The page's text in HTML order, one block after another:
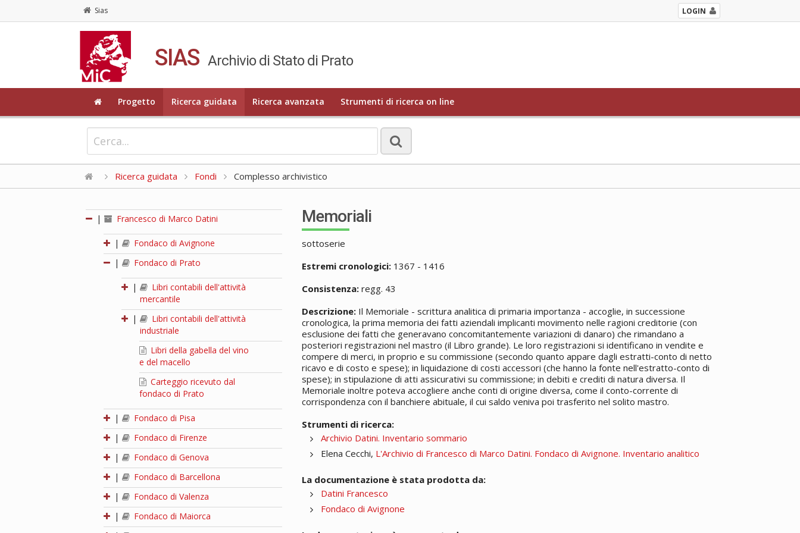
Sias LOGIN
SIAS Archivio di Stato di Prato
Progetto Ricerca guidata Ricerca avanzata Strumenti di ricerca on line
Ricerca guidata Fondi Complesso archivistico
| Francesco di Marco Datini
|
Fondaco di Avignone
|
Fondaco di Prato
|
Libri contabili dell'attività
mercantile
|
Libri contabili dell'attività
industriale
Libri della gabella del vino
e del macello
Carteggio ricevuto dal
fondaco di Prato
|
Fondaco di Pisa
|
Fondaco di Firenze
|
Fondaco di Genova
|
Fondaco di Barcellona
|
Fondaco di Valenza
|
Fondaco di Maiorca
Memoriali
sottoserie
Estremi cronologici: 1367 - 1416
Consistenza: regg. 43
Descrizione: Il Memoriale - scrittura analitica di primaria importanza - accoglie, in successione
cronologica, la prima memoria dei fatti aziendali implicanti movimento nelle ragioni creditorie (con
esclusione dei fatti che generavano concomitantemente variazioni di danaro) che rimandano a
posteriori registrazioni nel mastro (il Libro grande). Le loro registrazioni si identificano in vendite e
compere di merci, in proprio e su commissione (secondo quanto appare dagli estratti-conto di netto
ricavo e di costo e spese); in liquidazione di costi accessori (che hanno la fonte nell'estratto-conto di
spese); in stipulazione di atti assicurativi su commissione; in debiti e crediti di natura diversa. Il
Memoriale inoltre poteva accogliere anche conti di origine diversa, come il conto-corrente di
corrispondenza con il banchiere abituale, il cui saldo veniva poi trasferito nel solito mastro.
Strumenti di ricerca:
Archivio Datini. Inventario sommario
Elena Cecchi, L'Archivio di Francesco di Marco Datini. Fondaco di Avignone. Inventario analitico
La documentazione è stata prodotta da:
Datini Francesco
Fondaco di Avignone